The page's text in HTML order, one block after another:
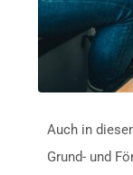
Auch in
Grund- und